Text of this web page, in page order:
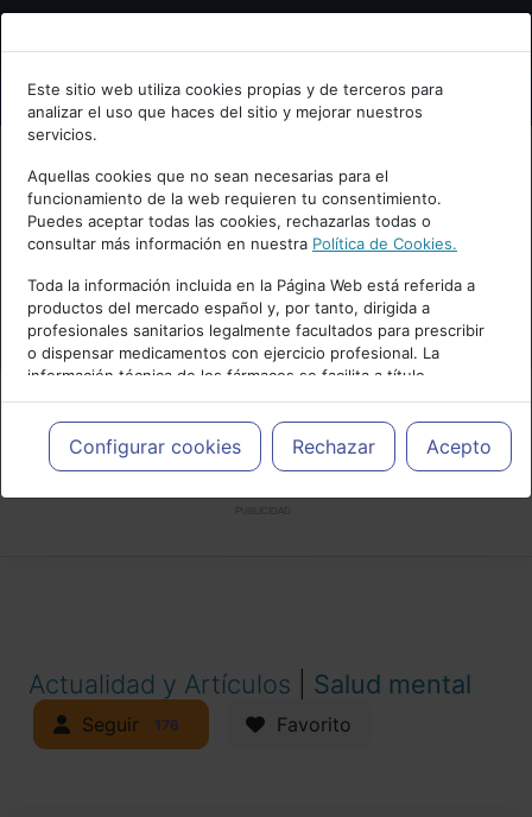
Bienvenid@ a psiquiatria.com
Escribe tu Email
Accede o regístrate con tu email.
Cancelar
Este sitio web utiliza cookies propias y de terceros para
analizar el uso que haces del sitio y mejorar nuestros
servicios.
Aquellas cookies que no sean necesarias para el
funcionamiento de la web requieren tu consentimiento.
Puedes aceptar todas las cookies, rechazarlas todas o
consultar más información en nuestra Política de Cookies.
Toda la información incluida en la Página Web está referida a
productos del mercado español y, por tanto, dirigida a
profesionales sanitarios legalmente facultados para prescribir
o dispensar medicamentos con ejercicio profesional. La
información técnica de los fármacos se facilita a título
meramente informativo, siendo responsabilidad de los
profesionales facultados prescribir medicamentos y decidir, en
cada caso concreto, el tratamiento más adecuado a las
necesidades del paciente.
Configurar cookies Rechazar Acepto
Actualidad y Artículos Salud mental
Seguir 176 Favorito